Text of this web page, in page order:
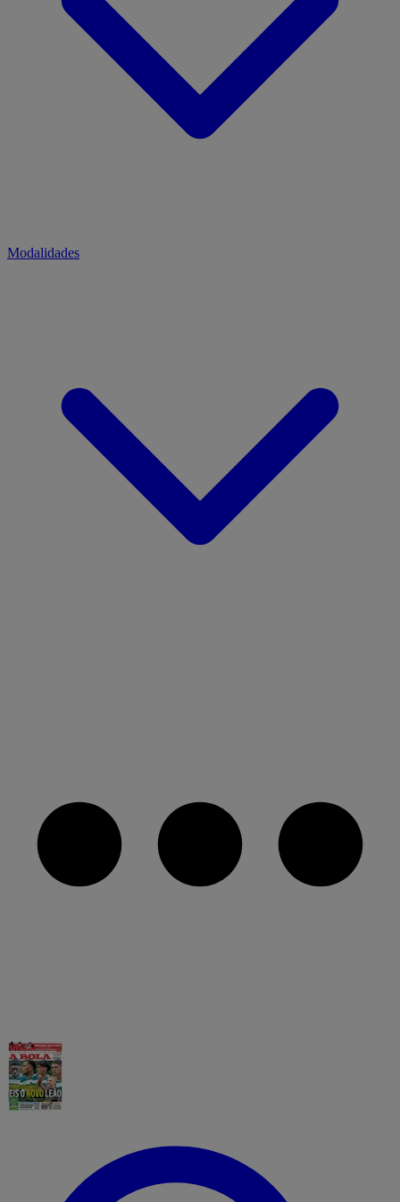
Modalidades